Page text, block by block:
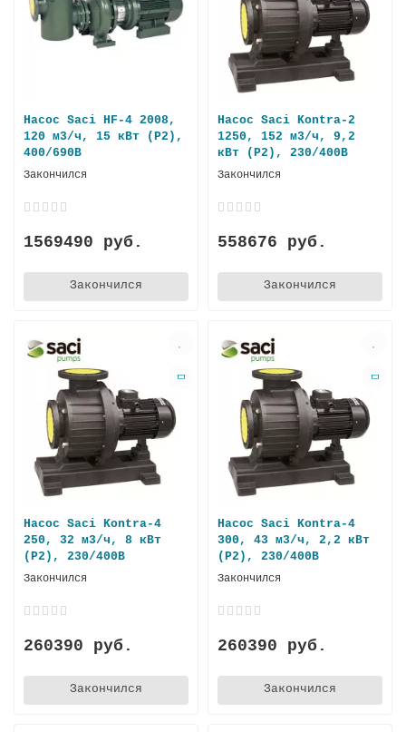
Насос Saci HF-4 2008,
120 м3/ч, 15 кВт (P2),
400/690В
Закончился
1569490 руб.
Закончился
Насос Saci Kontra-2
1250, 152 м3/ч, 9,2
кВт (P2), 230/400В
Закончился
558676 руб.
Закончился
Насос Saci Kontra-4
250, 32 м3/ч, 8 кВт
(P2), 230/400В
Закончился
260390 руб.
Закончился
Насос Saci Kontra-4
300, 43 м3/ч, 2,2 кВт
(P2), 230/400В
Закончился
260390 руб.
Закончился